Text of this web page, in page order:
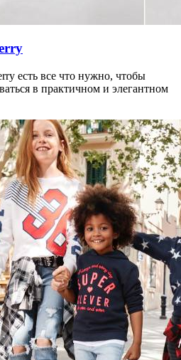
есть все что нужно, чтобы
в практичном и элегантном